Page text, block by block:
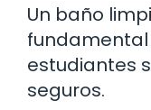
Un baño
estudiantes
seguros.